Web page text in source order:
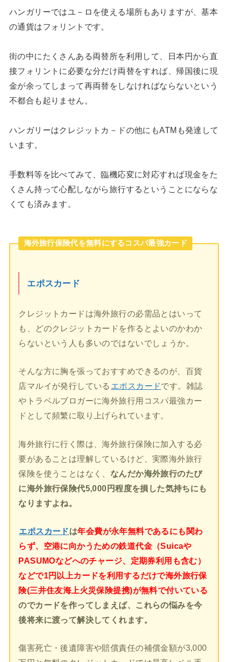
ハンガリーではユ－ロを使える場所もありますが、基本
の通貨はフォリントです。
街の中にたくさんある両替所を利用して、日本円から直
接フォリントに必要な分だけ両替をすれば、帰国後に現
金が余ってしまって再両替をしなければならないという
不都合も起りません。
ハンガリーはクレジットカ－ドの他にもATMも発達して
います。
手数料等を比べてみて、臨機応変に対応すれば現金をた
くさん持って心配しながら旅行するということにならな
くても済みます。
海外旅行保険代を無料にするコスパ最強カード
エポスカード
クレジットカードは海外旅行の必需品とはいって
も、どのクレジットカードを作るとよいのかわか
らないという人も多いのではないでしょうか。
そんな方に胸を張っておすすめできるのが、百貨
店マルイが発行している エポスカードです。雑誌
やトラベルブロガーに海外旅行用コスパ最強カー
ドとして頻繁に取り上げられています。
海外旅行に行く際は、海外旅行保険に加入する必
要があることは理解しているけど、実際海外旅行
保険を使うことはなく、 なんだか海外旅行のたび
に海外旅行保険代5,000円程度を損した気持ちにも
なりますよね。
エポスカードは年会費が永年無料であるにも関わ
らず、空港に向かうための鉄道代金（Suicaや
PASUMOなどへのチャージ、定期券利用も含む）
などで1円以上カードを利用するだけで海外旅行保
険(三井住友海上火災保険提携)が無料で付いている
のでカードを作ってしまえば、これらの悩みを今
後将来に渡って解決してくれます。
傷害死亡・後遺障害や賠償責任の補償金額が3,000